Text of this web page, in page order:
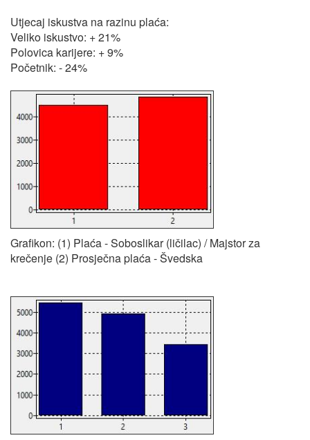
Utjecaj iskustva na razinu plaća:
Veliko iskustvo: + 21%
Polovica karijere: + 9%
Početnik: - 24%
Grafikon: (1) Plaća - Soboslikar (ličilac) / Majstor za
krečenje (2) Prosječna plaća - Švedska